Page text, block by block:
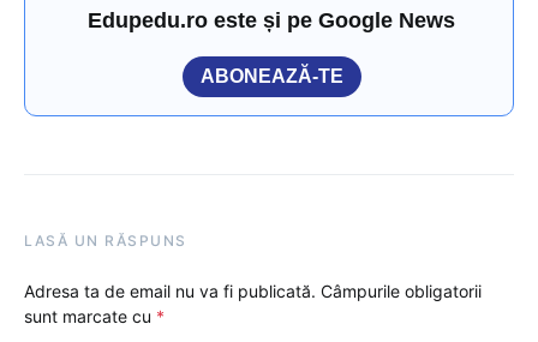
Edupedu.ro este și pe Google News
ABONEAZĂ-TE
LASĂ UN RĂSPUNS
Adresa ta de email nu va fi publicată. Câmpurile obligatorii
sunt marcate cu *